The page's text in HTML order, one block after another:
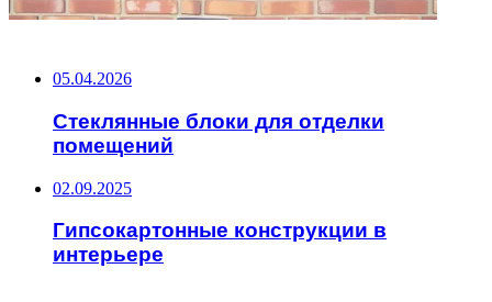
05.04.2026
Стеклянные блоки для отделки
помещений
02.09.2025
Гипсокартонные конструкции в
интерьере